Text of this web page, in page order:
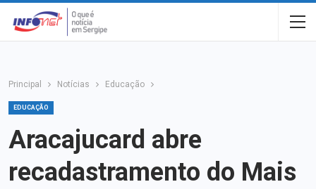
Principal Notícias Educação
EDUCAÇÃO
Aracajucard abre
recadastramento do Mais